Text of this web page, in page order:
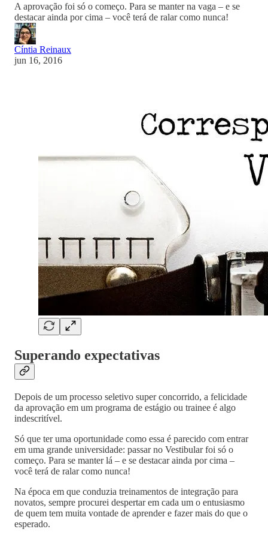
A aprovação foi só o começo. Para se manter na vaga – e se
destacar ainda por cima – você terá de ralar como nunca!
Cíntia Reinaux
jun 16, 2016
Superando expectativas
Depois de um processo seletivo super concorrido, a felicidade
da aprovação em um programa de estágio ou trainee é algo
indescritível.
Só que ter uma oportunidade como essa é parecido com entrar
em uma grande universidade: passar no Vestibular foi só o
começo. Para se manter lá – e se destacar ainda por cima –
você terá de ralar como nunca!
Na época em que conduzia treinamentos de integração para
novatos, sempre procurei despertar em cada um o entusiasmo
de quem tem muita vontade de aprender e fazer mais do que o
esperado.